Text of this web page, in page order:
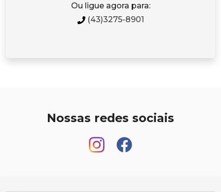
Ou ligue agora para:
(43)3275-8901
Nossas redes sociais